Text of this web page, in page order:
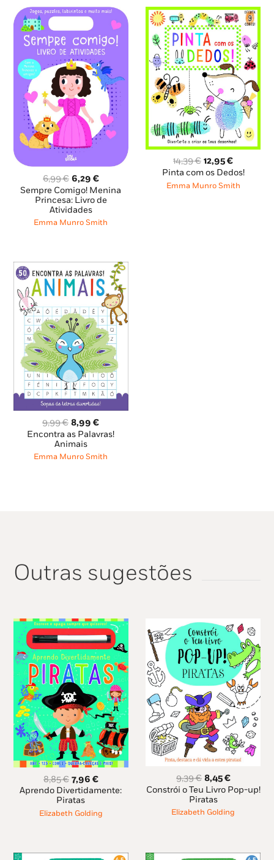
6,99€ O
preço
original
era:
6,99 €.
6,29 €O
preço
atual
6,29 €.
Sempre Comigo! Menina
Princesa: Livro de
Atividades
Emma Munro Smith
14,39€ O
preço
original
12,95€O
preço
atual
Pinta com os Dedos!
Emma Munro Smith
9,99€ O
preço
original
era:
8,99€O
preço
é:
Encontra as Palavras!
Animais
Emma Munro Smith
Outras sugestões
8,85€ O
preço
original
era:
7,96 €O
preço
é:
Aprendo Divertidamente:
Piratas
Elizabeth Golding
9,39€ O
preço
original
era:
8,45€O
preço
é:
Constrói o Teu Livro Pop-up!
Piratas
Elizabeth Golding